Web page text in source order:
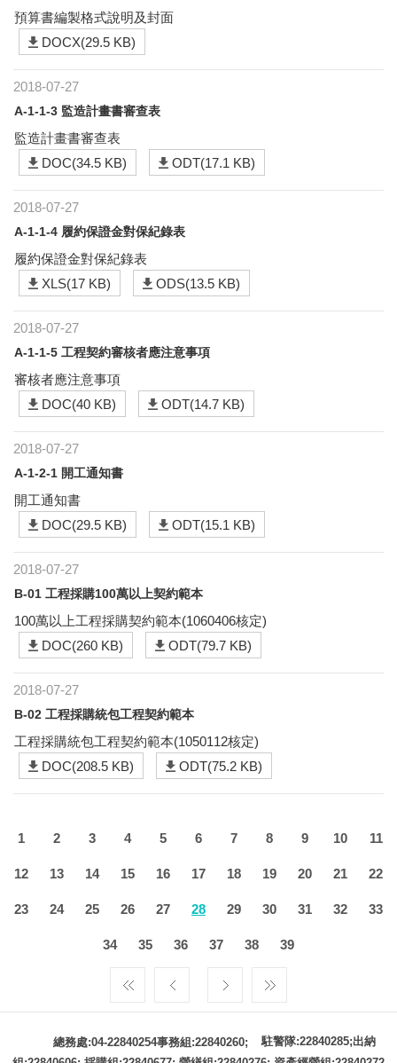
預算書編製格式說明及封面
DOCX(29.5 KB)
2018-07-27
A-1-1-3 監造計畫書審查表
監造計畫書審查表
DOC(34.5 KB)
ODT(17.1 KB)
2018-07-27
A-1-1-4 履約保證金對保紀錄表
履約保證金對保紀錄表
XLS(17 KB)
ODS(13.5 KB)
2018-07-27
A-1-1-5 工程契約審核者應注意事項
審核者應注意事項
DOC(40 KB)
ODT(14.7 KB)
2018-07-27
A-1-2-1 開工通知書
開工通知書
DOC(29.5 KB)
ODT(15.1 KB)
2018-07-27
B-01 工程採購100萬以上契約範本
100萬以上工程採購契約範本(1060406核定)
DOC(260 KB)
ODT(79.7 KB)
2018-07-27
B-02 工程採購統包工程契約範本
工程採購統包工程契約範本(1050112核定)
DOC(208.5 KB)
ODT(75.2 KB)
1 2 3 4 5 6 7 8 9 10 11
12 13 14 15 16 17 18 19 20 21 22
23 24 25 26 27 28 29 30 31 32 33
34 35 36 37 38 39
總務處:04-22840254事務組:22840260;
駐警隊:22840285;出納